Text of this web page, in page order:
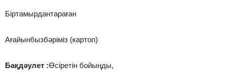
Біртамырдантараған
Ағайынбызбәріміз (картоп)
Бақдәулет :Өсіретін бойыңды,